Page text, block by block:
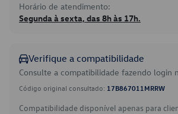
Horário de atendimento:
Segunda à sexta, das 8h às 17h.
Verifique a compatibilidade
Consulte a compatibilidade fazendo login
Código original consultado: 17B867011MRRW
Compatibilidade disponível apenas para